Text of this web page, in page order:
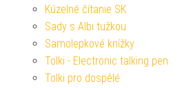
Kúzelné čítanie SK
Sady s Albi tužkou
Samolepkové knížky
Tolki - Electronic talking pen
Tolki pro dospělé